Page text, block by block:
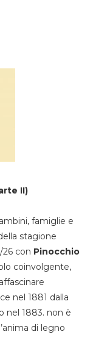
II)
famiglie e
stagione
26 con Pinocchio
coinvolgente,
nel 1881 dalla
nel 1883. non è
di legno